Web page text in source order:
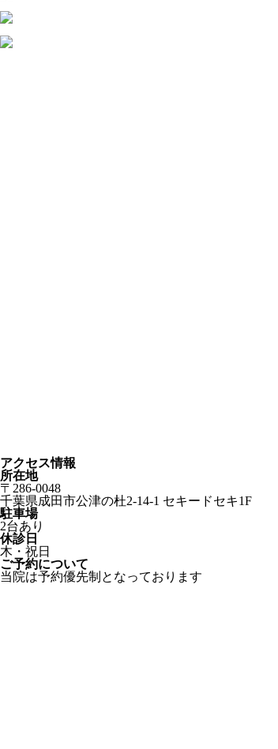
アクセス情報
所在地
〒286-0048
千葉県成田市公津の杜2-14-1 セキードセキ1F
駐車場
2台あり
休診日
木・祝日
ご予約について
当院は予約優先制となっております